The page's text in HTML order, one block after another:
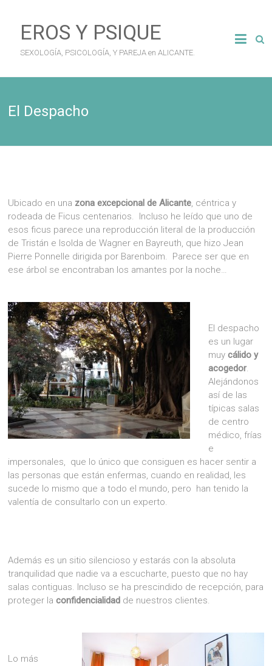
contenidoEROS Y PSIQUE
SEXOLOGÍA, PSICOLOGÍA, Y PAREJA en ALICANTE.
El Despacho
Ubicado en una zona excepcional de Alicante, céntrica y
rodeada de Ficus centenarios. Incluso he leído que uno de
esos ficus parece una reproducción literal de la producción
de Tristán e Isolda de Wagner en Bayreuth, que hizo Jean
Pierre Ponnelle dirigida por Barenboim. Parece ser que en
ese árbol se encontraban los amantes por la noche…
El despacho
es un lugar
muycálido y
acogedor.
Alejándonos
así de las
típicas salas
de centro
médico, frías
e
impersonales, que lo único que consiguen es hacer sentir a
las personas que están enfermas, cuando en realidad, les
sucede lo mismo que a todo el mundo, pero han tenido la
valentía de consultarlo con un experto.
Además es un sitio silencioso y estarás con la absoluta
tranquilidad que nadie va a escucharte, puesto que no hay
salas contiguas. Incluso se ha prescindido de recepción, para
proteger laconfidencialidad de nuestros clientes.
Lo más